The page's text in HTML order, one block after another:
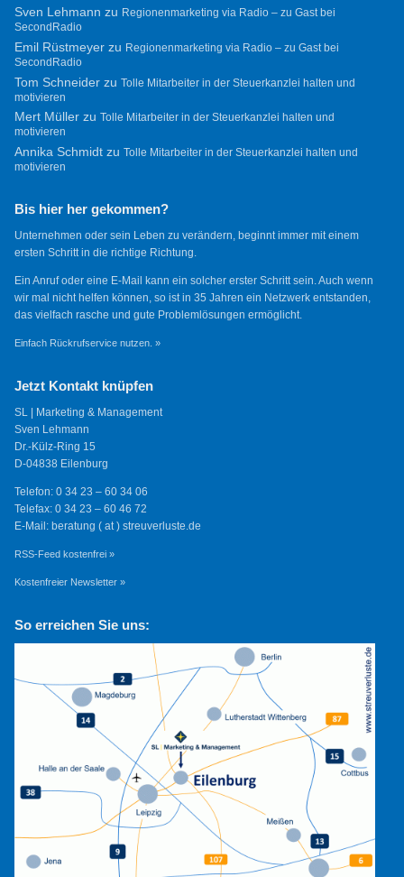
Sven Lehmann zu Regionenmarketing via Radio – zu Gast bei
SecondRadio
Emil Rüstmeyerzu Regionenmarketing via Radio – zu Gast bei
SecondRadio
Tom Schneiderzu Tolle Mitarbeiter in der Steuerkanzlei halten und
motivieren
Mert Müllerzu Tolle Mitarbeiter in der Steuerkanzlei halten und
motivieren
Annika Schmidtzu Tolle Mitarbeiter in der Steuerkanzlei halten und
motivieren
Bis hier her gekommen?
Unternehmen oder sein Leben zu verändern, beginnt immer mit einem
ersten Schritt in die richtige Richtung.
Ein Anruf oder eine E-Mail kann ein solcher erster Schritt sein. Auch wenn
wir mal nicht helfen können, so ist in 35 Jahren ein Netzwerk entstanden,
das vielfach rasche und gute Problemlösungen ermöglicht.
Einfach Rückrufservice nutzen. »
Jetzt Kontakt knüpfen
SL | Marketing & Management
Sven Lehmann
Dr.-Külz-Ring 15
D-04838 Eilenburg
Telefon: 0 34 23 – 60 34 06
Telefax: 0 34 23 – 60 46 72
E-Mail: beratung ( at ) streuverluste.de
RSS-Feed kostenfrei »
Kostenfreier Newsletter »
So erreichen Sie uns: